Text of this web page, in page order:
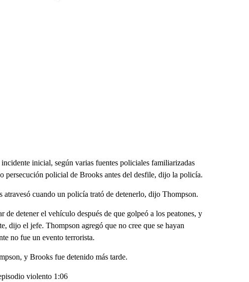
inicial, según varias fuentes policiales familiarizadas
persecución policial de Brooks antes del desfile, dijo la policía.
cuando un policía trató de detenerlo, dijo Thompson.
detener el vehículo después de que golpeó a los peatones, y
dijo el jefe. Thompson agregó que no cree que se hayan
no fue un evento terrorista.
y Brooks fue detenido más tarde.
violento 1:06